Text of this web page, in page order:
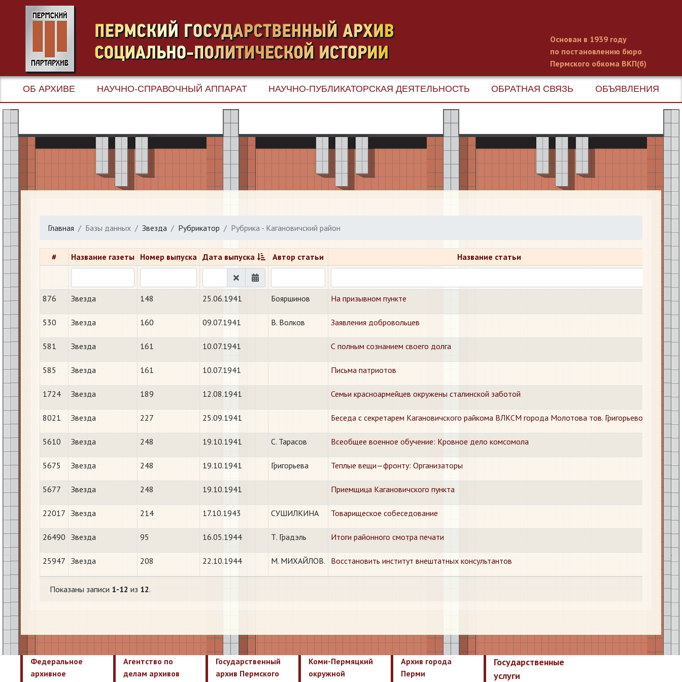
Основан в 1939 году
по постановлению бюро
Пермского обкома ВКП(б)
ОБ АРХИВЕ НАУЧНО-СПРАВОЧНЫЙ АППАРАТ НАУЧНО-ПУБЛИКАТОРСКАЯ ДЕЯТЕЛЬНОСТЬ ОБРАТНАЯ СВЯЗЬ ОБЪЯВЛЕНИЯ
Главная Базы данных Звезда Рубрикатор Рубрика - Кагановичский район
# Название газеты Номер выпуска Дата выпуска Автор статьи Название статьи
876 Звезда 148 25.06.1941 Бояршинов На призывном пункте
530 Звезда 160 09.07.1941 В. Волков Заявления добровольцев
581 Звезда 161 10.07.1941 С полным сознанием своего долга
585 Звезда 161 10.07.1941 Письма патриотов
1724 Звезда 189 12.08.1941 Семьи красноармейцев окружены сталинской заботой
8021 Звезда 227 25.09.1941 Беседа с секретарем Кагановичского райкома ВЛКСМ города Молотова тов. Григорьевой
5610 Звезда 248 19.10.1941 С. Тарасов Всеобщее военное обучение: Кровное дело комсомола
5675 Звезда 248 19.10.1941 Григорьева Теплые вещи—фронту: Организаторы
5677 Звезда 248 19.10.1941 Приемщица Кагановичского пункта
22017 Звезда 214 17.10.1943 СУШИЛКИНА ​Товарищеское собеседование
26490 Звезда 95 16.05.1944 Т. Градэль Итоги районного смотра печати
25947 Звезда 208 22.10.1944 М. МИХАЙЛОВ. Восстановить институт внештатных консультантов
Показаны записи 1-12 из 12.
Федеральное
архивное
Агентство по
делам архивов
Государственный
архив Пермского
Коми-Пермяцкий
окружной
Архив города
Перми
Государственные
услуги